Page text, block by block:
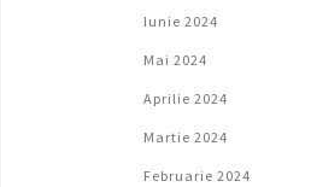
Iunie 2024
Mai 2024
Aprilie 2024
Martie 2024
Februarie 2024